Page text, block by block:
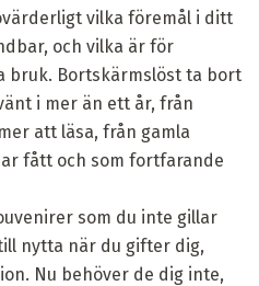
vilka föremål i ditt
och vilka är för
bruk. Bortskärmslöst ta bort
i mer än ett år, från
att läsa, från gamla
fått och som fortfarande
som du inte gillar
nytta när du gifter dig,
Nu behöver de dig inte,